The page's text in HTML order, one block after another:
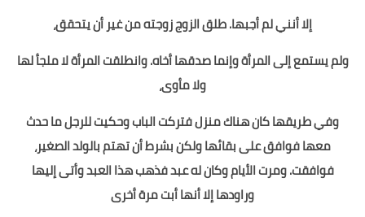
إلا أنني لم أجبها. طلق الزوج زوجته من غير أن يتحقق،
ولم يستمع إلى المرأة وإنما صدقها أخاه. وانطلقت المرأة لا ملجأ لها
ولا مأوى،
وفي طريقها كان هناك منزل فتركت الباب وحكيت للرجل ما حدث
معها فوافق على بقائها ولكن بشرط أن تهتم بالولد الصغير،
فوافقت. ومرت الأيام وكان له عبد فذهب هذا العبد وأتى إليها
وراودها إلا أنها أبت مرة أخرى